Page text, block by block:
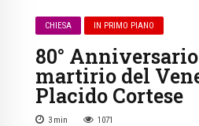
CHIESA IN PRIMO PIANO
80°
martirio del
Placido Cortese
3 min 1071